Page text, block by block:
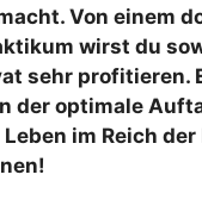
Von einem
wirst du
sehr profitieren.
der optimale
im Reich